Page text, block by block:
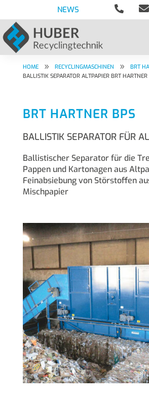
NEWS  
HOME 9 RECYCLINGMASCHINEN 9 BRT
BALLISTIK SEPARATOR ALTPAPIER BRT HARTNER
BRT HARTNER BPS
BALLISTIK SEPARATOR FÜR
Ballistischer Separator für die
Pappen und Kartonagen aus
Feinabsiebung von Störstoffen
Mischpapier